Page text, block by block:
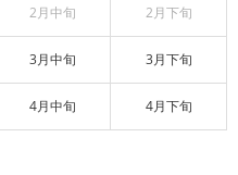
2月中旬 2月下旬
3月中旬 3月下旬
4月中旬 4月下旬